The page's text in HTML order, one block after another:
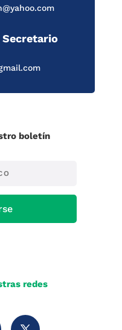
Secretario
boletín
redes